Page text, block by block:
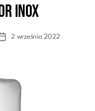
Inox
Data2 września 2022